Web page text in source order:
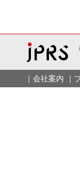
｜ 会社案内 ｜